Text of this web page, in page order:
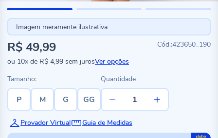
Imagem meramente ilustrativa
423650_190
R$ 49,99
ou 10x de R$ 4,99 sem jurosVer opções
Tamanho:
P M G GG
Quantidade
Provador Virtual Guia de Medidas